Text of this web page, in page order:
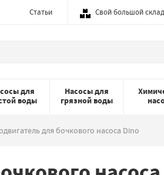
Статьи Свой большой склад
для
воды
Насосы для
грязной воды
для бочкового насоса Dino